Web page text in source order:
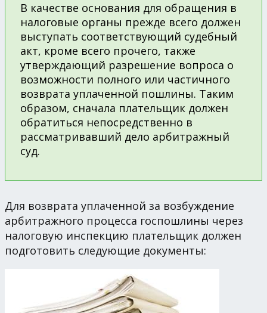
В качестве основания для обращения в
налоговые органы прежде всего должен
выступать соответствующий судебный
акт, кроме всего прочего, также
утверждающий разрешение вопроса о
возможности полного или частичного
возврата уплаченной пошлины. Таким
образом, сначала плательщик должен
обратиться непосредственно в
рассматривавший дело арбитражный
суд.
Для возврата уплаченной за возбуждение
арбитражного процесса госпошлины через
налоговую инспекцию плательщик должен
подготовить следующие документы: